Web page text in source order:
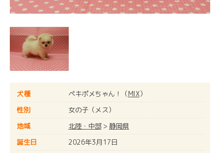
犬種 ペキポメちゃん！（MIX）
性別
女の子（メス）
地域
北陸・中部> 静岡県
誕生日
2026年3月17日